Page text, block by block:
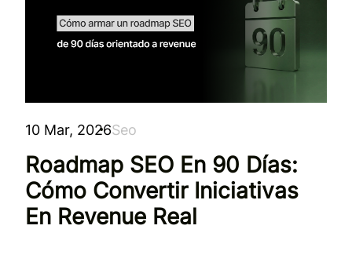
10 Mar, 2026Seo
Roadmap SEO En 90 Días:
Cómo Convertir Iniciativas
En Revenue Real